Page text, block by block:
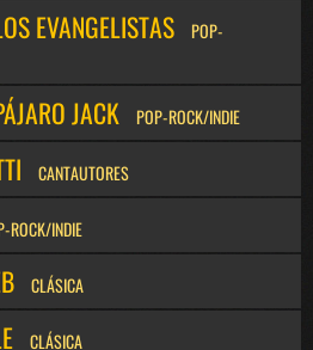
EVANGELISTAS
POP-
JACK POP-ROCK/INDIE
CANTAUTORES
ROCK/INDIE
CLÁSICA
CLÁSICA